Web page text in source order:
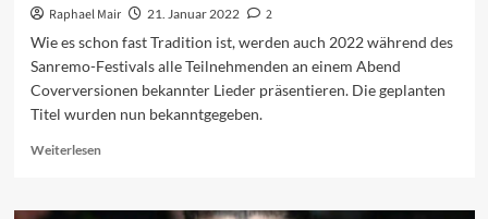
Raphael Mair 21. Januar 2022
2
Wie es schon fast Tradition ist, werden auch 2022 während des
Sanremo-Festivals alle Teilnehmenden an einem Abend
Coverversionen bekannter Lieder präsentieren. Die geplanten
Titel wurden nun bekanntgegeben.
WeiterlesenRead
Die